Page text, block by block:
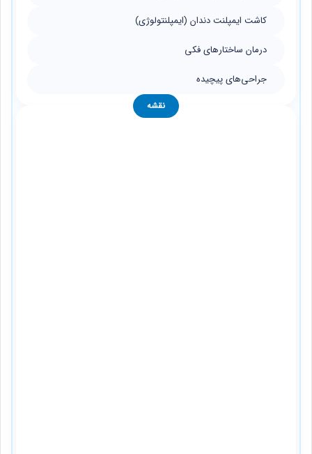
کاشت ایمپلنت دندان (ایمپلنتولوژی)
درمان ساختارهای فکی
جراحی‌های پیچیده
نقشه